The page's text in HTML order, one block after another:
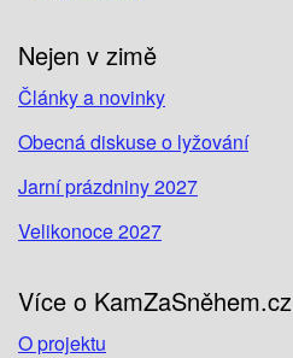
Nejen v zimě
Články a novinky
Obecná diskuse o lyžování
Jarní prázdniny 2027
Velikonoce 2027
Více o KamZaSněhem.cz
O projektu